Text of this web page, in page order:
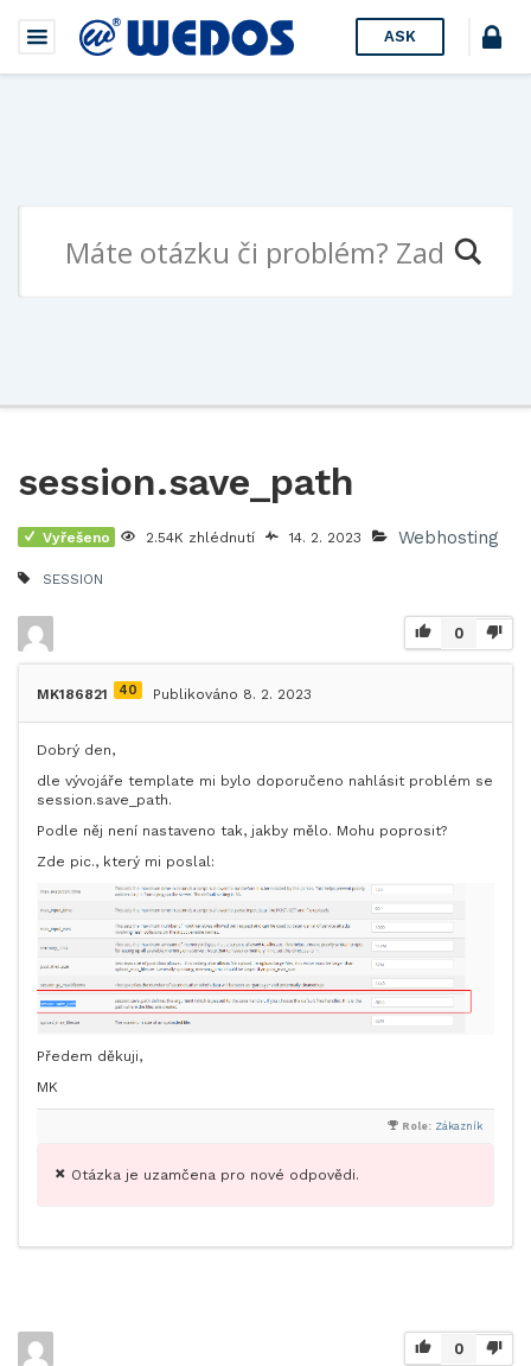
ASK
session.save_path
Vyřešeno 2.54K zhlédnutí 14. 2. 2023 Webhosting
SESSION
0
MK186821 40 Publikováno 8. 2. 2023
Dobrý den,
dle vývojáře template mi bylo doporučeno nahlásit problém se
session.save_path.
Podle něj není nastaveno tak, jakby mělo. Mohu poprosit?
Zde pic., který mi poslal:
Předem děkuji,
MK
Role: Zákazník
Otázka je uzamčena pro nové odpovědi.
0